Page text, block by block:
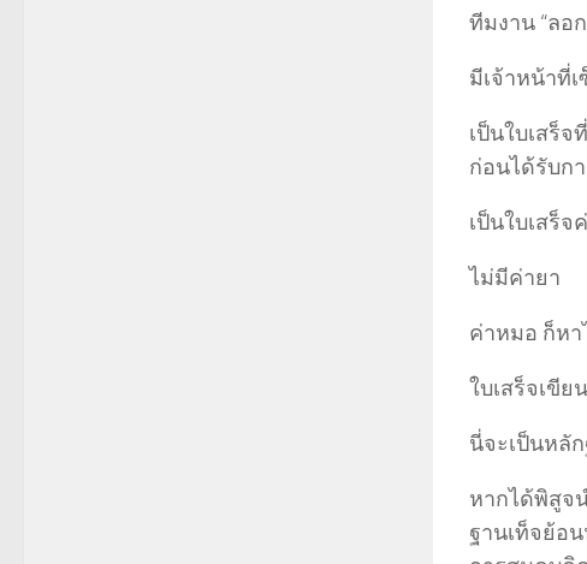
ทีมงาน “ลอ
มีเจ้าหน้าที่
เป็นใบเสร็
ก่อนได้รับก
เป็นใบเสร็จ
ไม่มีค่ายา
ค่าหมอ ก็หา
ใบเสร็จเขี
นี่จะเป็นหลั
หากได้พิสูจ
ฐานเท็จย้อ